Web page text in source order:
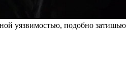
уязвимостью, подобно затишью